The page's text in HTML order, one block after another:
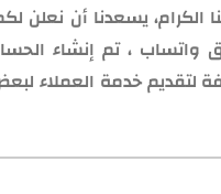
الكرام، يسعدنا أن نعلن
واتساب ، تم إنشاء
لتقديم خدمة العملاء